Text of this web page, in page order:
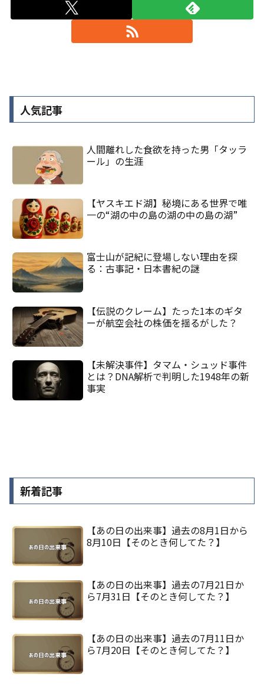
人気記事
人間離れした食欲を持った男「タッラ
ール」の生涯
【ヤスキエド湖】秘境にある世界で唯
一の“湖の中の島の湖の中の島の湖”
富士山が記紀に登場しない理由を探
る：古事記・日本書紀の謎
【伝説のクレーム】たった1本のギタ
ーが航空会社の株価を揺るがした？
【未解決事件】タマム・シュッド事件
とは？DNA解析で判明した1948年の新
事実
新着記事
【あの日の出来事】過去の8月1日から
8月10日【そのとき何してた？】
【あの日の出来事】過去の7月21日か
ら7月31日【そのとき何してた？】
【あの日の出来事】過去の7月11日か
ら7月20日【そのとき何してた？】